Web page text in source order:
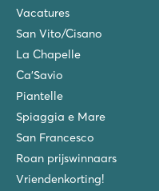
Vacatures
San Vito/Cisano
La Chapelle
Ca'Savio
Piantelle
Spiaggia e Mare
San Francesco
Roan prijswinnaars
Vriendenkorting!